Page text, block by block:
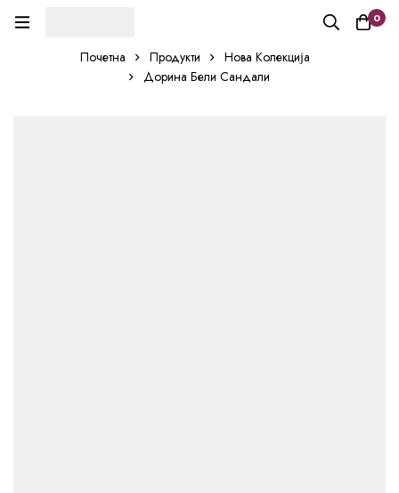
0
Почетна Продукти
Нова Колекција
Дорина Бели Сандали